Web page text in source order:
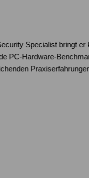
Specialist bringt
Hardware-